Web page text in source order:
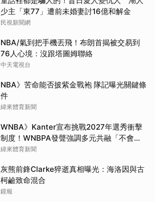
少主「東77」遭前未婚妻討16億和解金
民視新聞網
NBA/氣到把手機丟飛！布朗首揭被交易到
76人心境：沒跟塔圖姆聯絡
中天電視台
NBA》苦命能否披紫金戰袍 隊記曝光關鍵條
件
緯來體育新聞
WNBA》Kanter宣布挑戰2027年選秀衝擊
制度！WNBPA發聲強調多元共融「不會成
為政治棋子」
緯來體育新聞
灰熊前鋒Clarke猝逝真相曝光：海洛因與古
柯鹼致命混合
鏡報